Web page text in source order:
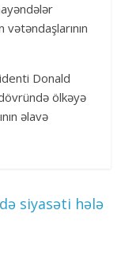
Donald
ölkəyə
əlavə
siyasəti hələ